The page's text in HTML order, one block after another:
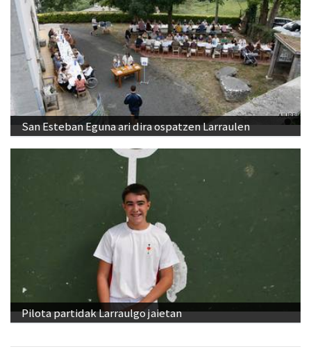
San Esteban Eguna ari dira ospatzen Larraulen
Pilota partidak Larraulgo jaietan